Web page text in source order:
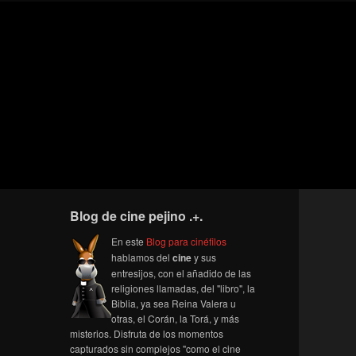
Blog de cine pejino .+.
En este Blog para cinéfilos
hablamos del ciney sus
entresijos, con el añadido de las
religiones llamadas, del "libro", la
Biblia, ya sea Reina Valera u
otras, el Corán, la Torá, y más
misterios. Disfruta de los momentos
capturados sin complejos "como el cine